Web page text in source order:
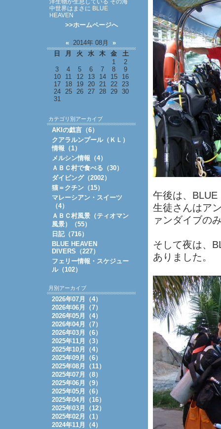
午後は、BLUE
生徒さんはア
ァンダイブの
そして夜は、
ありました。
洋生物が生息している その海
中世界はまさに BLUE
HEAVEN
>>ホームページへ
« 2014年 08月 »
日
月 火 水 木 金
土
1
2
3
4 5 6 7 8
9
10
11 12 13 14 15
16
17
18 19 20 21 22
23
24
25 26 27 28 29
30
31
カテゴリ別アーカイブ
AKIの戯言（6）
クアラルンプール（ＫＬ）
情報（1）
メルシン情報（4）
ＡＢＣ村で食べる（30）
ダイビング（2002）
猫＝クチン（15）
マレーシアン・スイーツ
（4）
ＡＢＣ村風景（ティオマン
風景）（55）
日記（716）
BLUE HEAVEN
DIVERS（227）
フェリー情報・スケジュー
ル（102）
月別アーカイブ
2026年07月（4）
2026年06月（7）
2026年05月（4）
2026年04月（7）
2026年03月（6）
2025年11月（3）
2025年10月（4）
2025年09月（6）
2025年08月（11）
2025年07月（8）
2025年06月（9）
2025年05月（6）
2025年04月（16）
2025年03月（12）
2025年02月（1）
2024年11月（4）